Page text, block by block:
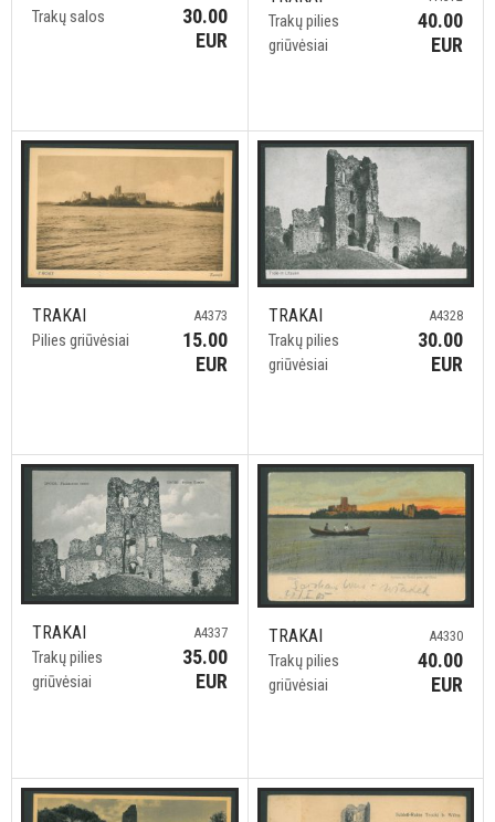
Trakų salos
30.00
EUR
Trakų pilies
griūvėsiai
40.00
EUR
TRAKAI
Pilies griūvėsiai
A4373
15.00
EUR
TRAKAI
Trakų pilies
griūvėsiai
A4328
30.00
EUR
TRAKAI
Trakų pilies
griūvėsiai
A4337
35.00
EUR
TRAKAI
Trakų pilies
griūvėsiai
A4330
40.00
EUR